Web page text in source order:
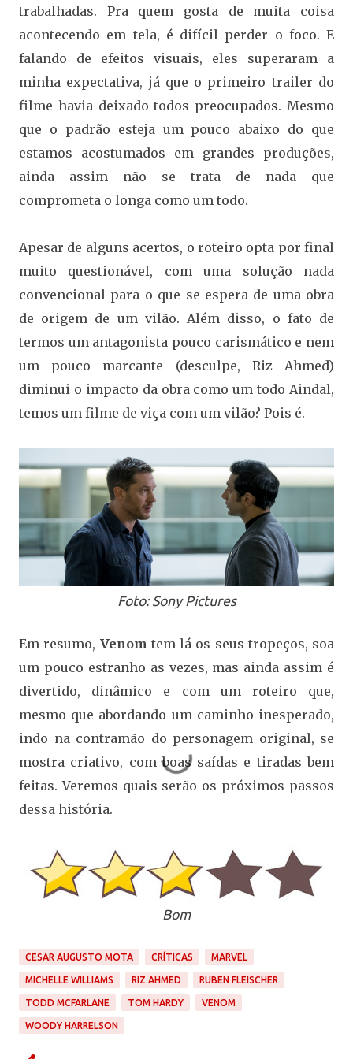
trabalhadas. Pra quem gosta de muita coisa
acontecendo em tela, é difícil perder o foco. E
falando de efeitos visuais, eles superaram a
minha expectativa, já que o primeiro trailer do
filme havia deixado todos preocupados. Mesmo
que o padrão esteja um pouco abaixo do que
estamos acostumados em grandes produções,
ainda assim não se trata de nada que
comprometa o longa como um todo.
Apesar de alguns acertos, o roteiro opta por final
muito questionável, com uma solução nada
convencional para o que se espera de uma obra
de origem de um vilão. Além disso, o fato de
termos um antagonista pouco carismático e nem
um pouco marcante (desculpe, Riz Ahmed)
diminui o impacto da obra como um todo Aindal,
temos um filme de viça com um vilão? Pois é.
Foto: Sony Pictures
Em resumo, Venom tem lá os seus tropeços, soa
um pouco estranho as vezes, mas ainda assim é
divertido, dinâmico e com um roteiro que,
mesmo que abordando um caminho inesperado,
indo na contramão do personagem original, se
mostra criativo, com boas saídas e tiradas bem
feitas. Veremos quais serão os próximos passos
dessa história.
Bom
CESAR AUGUSTO MOTA CRÍTICAS MARVEL
MICHELLE WILLIAMS RIZ AHMED RUBEN FLEISCHER
TODD MCFARLANE TOM HARDY VENOM
WOODY HARRELSON